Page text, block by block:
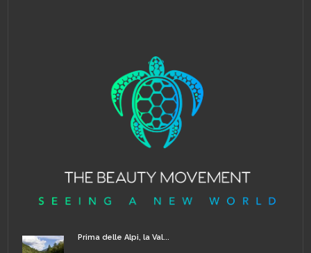
Prima delle Alpi, la Val...